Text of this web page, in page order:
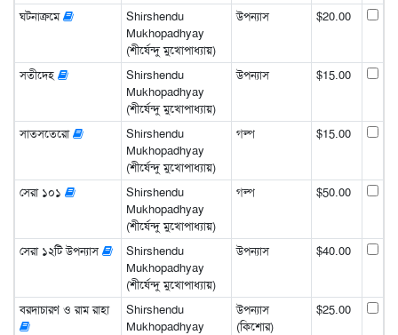
ঘটনাক্রমে
Shirshendu
Mukhopadhyay
(শীর্ষেন্দু মুখোপাধ্যায়)
উপন্যাস $20.00
সতীদেহ
Shirshendu
Mukhopadhyay
(শীর্ষেন্দু মুখোপাধ্যায়)
উপন্যাস $15.00
সাতসতেরো
Shirshendu
Mukhopadhyay
(শীর্ষেন্দু মুখোপাধ্যায়)
গল্প $15.00
সেরা ১০১
Shirshendu
Mukhopadhyay
(শীর্ষেন্দু মুখোপাধ্যায়)
গল্প $50.00
সেরা ১২টি উপন্যাস
Shirshendu
Mukhopadhyay
(শীর্ষেন্দু মুখোপাধ্যায়)
উপন্যাস $40.00
বরদাচারণ ও রাম রাহা
Shirshendu
Mukhopadhyay
উপন্যাস
(কিশোর)
$25.00